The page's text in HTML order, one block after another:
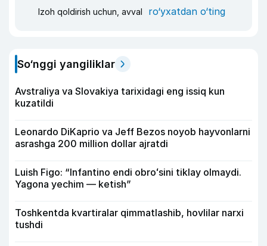
Izoh qoldirish uchun, avval ro‘yxatdan o‘ting
So‘nggi yangiliklar
Avstraliya va Slovakiya tarixidagi eng issiq kun
kuzatildi
Leonardo DiKaprio va Jeff Bezos noyob hayvonlarni
asrashga 200 million dollar ajratdi
Luish Figo: “Infantino endi obroʻsini tiklay olmaydi.
Yagona yechim — ketish”
Toshkentda kvartiralar qimmatlashib, hovlilar narxi
tushdi